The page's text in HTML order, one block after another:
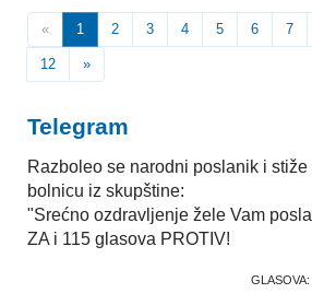
« 1 2 3 4 5 6 7
12 »
Telegram
Razboleo se narodni poslanik i stiže
bolnicu iz skupštine:
"Srećno ozdravljenje žele Vam
ZA i 115 glasova PROTIV!
GLASOVA: